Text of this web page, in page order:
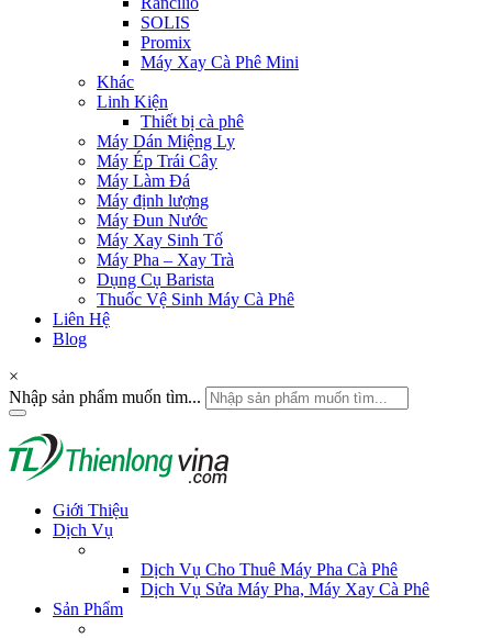
SOLIS
Promix
Máy Xay Cà Phê Mini
Khác
Linh Kiện
Thiết bị cà phê
Máy Dán Miệng Ly
Máy Ép Trái Cây
Máy Làm Đá
Máy định lượng
Máy Đun Nước
Máy Xay Sinh Tố
Máy Pha – Xay Trà
Dụng Cụ Barista
Thuốc Vệ Sinh Máy Cà Phê
Liên Hệ
Blog
×
Nhập sản phẩm muốn tìm...
Giới Thiệu
Dịch Vụ
Dịch Vụ Cho Thuê Máy Pha Cà Phê
Dịch Vụ Sửa Máy Pha, Máy Xay Cà Phê
Sản Phẩm